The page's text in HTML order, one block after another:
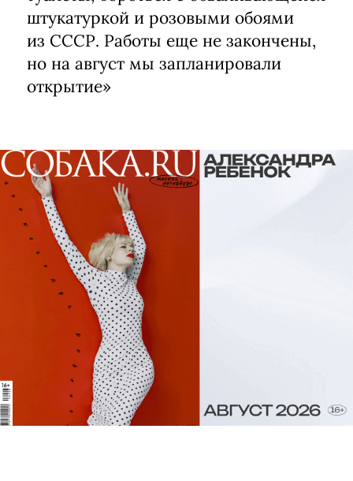
штукатуркой и розовыми обоями
из СССР. Работы еще не закончены,
но на август мы запланировали
открытие»